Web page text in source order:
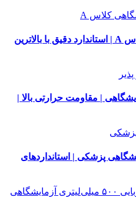
خرید شیشه‌آلات آزمایشگاهی کلاس A | استاندارد دقیق با بالاترین
| مقاومت حرارتی بالا |
پزشکی | استانداردهای